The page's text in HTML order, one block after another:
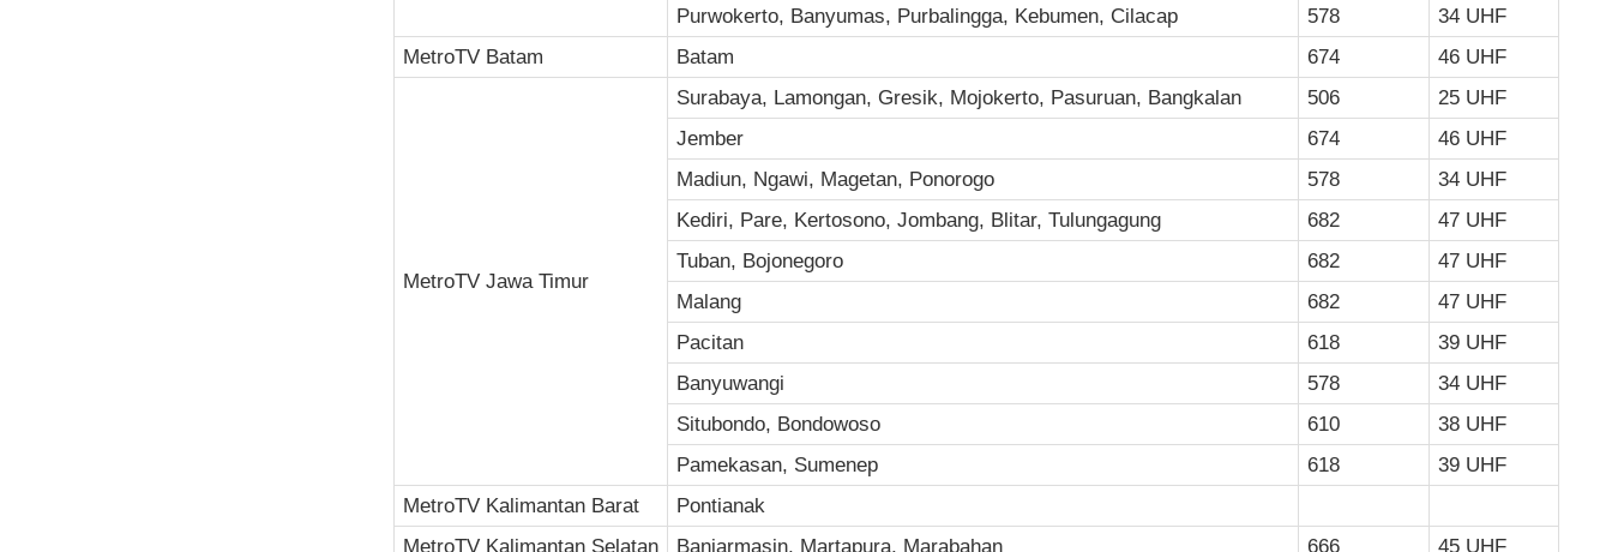
Purwokerto, Banyumas, Purbalingga, Kebumen, Cilacap
578
34 UHF
MetroTV Batam
Batam 674 46 UHF
MetroTV Jawa Timur
Surabaya, Lamongan, Gresik, Mojokerto, Pasuruan, Bangkalan 506
25 UHF
Jember
674
46 UHF
Madiun, Ngawi, Magetan, Ponorogo
578
34 UHF
Kediri, Pare, Kertosono, Jombang, Blitar, Tulungagung
682
47 UHF
Tuban, Bojonegoro
682
47 UHF
Malang
682
47 UHF
Pacitan
618
39 UHF
Banyuwangi
578
34 UHF
Situbondo, Bondowoso
610
38 UHF
Pamekasan, Sumenep
618
39 UHF
MetroTV Kalimantan Barat
Pontianak
MetroTV Kalimantan Selatan
Banjarmasin, Martapura, Marabahan 666
45 UHF